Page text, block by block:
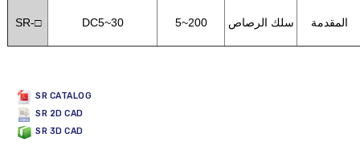
SR-□ DC5~30 5~200 سلك الرصاص المقدمة
SR CATALOG
SR 2D CAD
SR 3D CAD